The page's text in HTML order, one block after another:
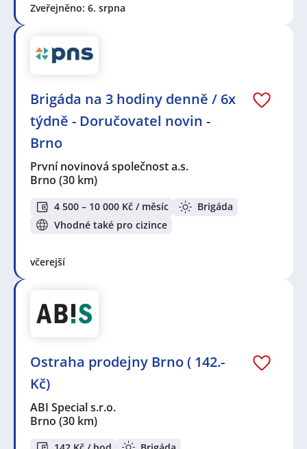
Zveřejněno: 6. srpna
Brigáda na 3 hodiny denně / 6x
týdně - Doručovatel novin -
Brno
První novinová společnost a.s.
Brno (30 km)
4 500 – 10 000 Kč / měsíc
Brigáda
Vhodné také pro cizince
včerejší
Ostraha prodejny Brno ( 142.-
Kč)
ABI Special s.r.o.
Brno (30 km)